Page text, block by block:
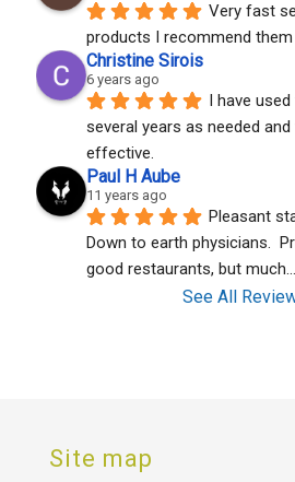
Very fast
products I recommend
Christine Sirois
6 years ago
I have
several years as needed
effective.
Paul H Aube
11 years ago
Pleasant
Down to earth physicians.
good restaurants, but much...
See All
Site map